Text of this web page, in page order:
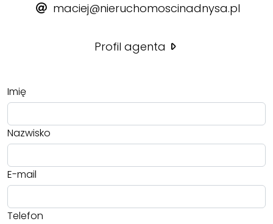
maciej@nieruchomoscinadnysa.pl
Profil agenta
Imię
Nazwisko
E-mail
Telefon